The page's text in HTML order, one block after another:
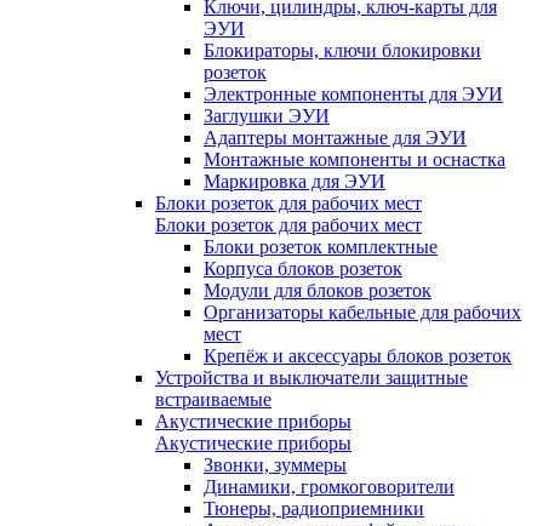
Ключи, цилиндры, ключ-карты для
ЭУИ
Блокираторы, ключи блокировки
розеток
Электронные компоненты для ЭУИ
Заглушки ЭУИ
Адаптеры монтажные для ЭУИ
Монтажные компоненты и оснастка
Маркировка для ЭУИ
Блоки розеток для рабочих мест
Блоки розеток для рабочих мест
Блоки розеток комплектные
Корпуса блоков розеток
Модули для блоков розеток
Организаторы кабельные для рабочих
мест
Крепёж и аксессуары блоков розеток
Устройства и выключатели защитные
встраиваемые
Акустические приборы
Акустические приборы
Звонки, зуммеры
Динамики, громкоговорители
Тюнеры, радиоприемники